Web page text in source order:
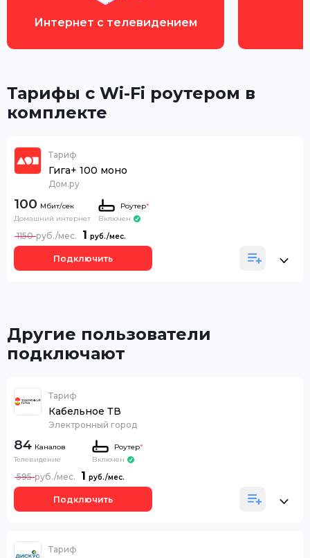
Интернет с телевидением
Тарифы с Wi-Fi роутером в
комплекте
Тариф
Гига+ 100 моно
Дом.ру
100
Домашний интернет
Роутер*
Включен
1
1150
Подключить
Другие пользователи
подключают
Тариф
Кабельное ТВ
Электронный город
84 Каналов
Телевидение
Роутер*
Включен
1
595
Подключить
Тариф